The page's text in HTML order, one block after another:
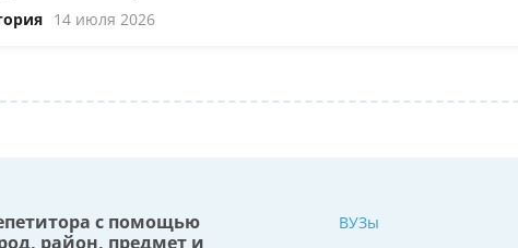
14 июля 2026
с помощью
район, предмет и
ВУЗы